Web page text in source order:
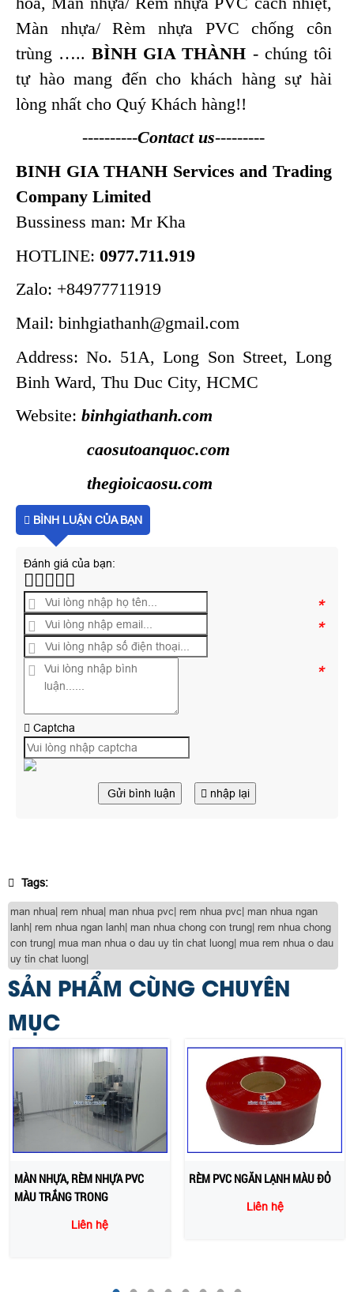
Màn nhựa/ Rèm nhựa PVC chống côn
trùng …..BÌNH GIA THÀNH - chúng tôi
tự hào mang đến cho khách hàng sự hài
lòng nhất cho Quý Khách hàng!!
----------Contact us---------
BINH GIA THANH Services and Trading
Company Limited
Bussiness man: Mr Kha
HOTLINE: 0977.711.919
Zalo: +84977711919
Mail: binhgiathanh@gmail.com
Address: No. 51A, Long Son Street, Long
Binh Ward, Thu Duc City, HCMC
Website: binhgiathanh.com
caosutoanquoc.com
thegioicaosu.com
BÌNH LUẬN CỦA BẠN
Đánh giá của bạn:
*
*
*
Captcha
Gửi bình luận nhập lại
Tags:
man nhua| rem nhua| man nhua pvc| rem nhua pvc| man nhua ngan
lanh| rem nhua ngan lanh| man nhua chong con trung| rem nhua chong
con trung| mua man nhua o dau uy tin chat luong| mua rem nhua o dau
uy tin chat luong|
SẢN PHẨM CÙNG CHUYÊN
MỤC
MÀN NHỰA, RÈM NHỰA PVC
MÀU TRẮNG TRONG
Liên hệ
RÈM PVC NGĂN LẠNH MÀU ĐỎ
Liên hệ